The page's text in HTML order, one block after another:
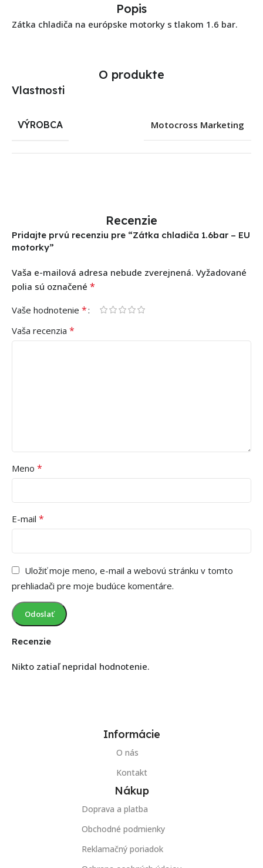
Popis
Zátka chladiča na európske motorky s tlakom 1.6 bar.
O produkte
Vlastnosti
VÝROBCA Motocross Marketing
Recenzie
Recenzie
Nikto zatiaľ nepridal hodnotenie.
Pridajte prvú recenziu pre “Zátka chladiča 1.6bar – EU
motorky”
Vaša e-mailová adresa nebude zverejnená. Vyžadované
polia sú označené *
Vaše hodnotenie *
Vaša recenzia *
Meno *
E-mail *
Uložiť moje meno, e-mail a webovú stránku v tomto
prehliadači pre moje budúce komentáre.
Informácie
O nás
Kontakt
Nákup
Doprava a platba
Obchodné podmienky
Reklamačný poriadok